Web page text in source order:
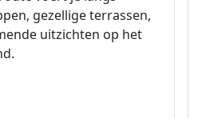
gezellige terrassen,
uitzichten op het